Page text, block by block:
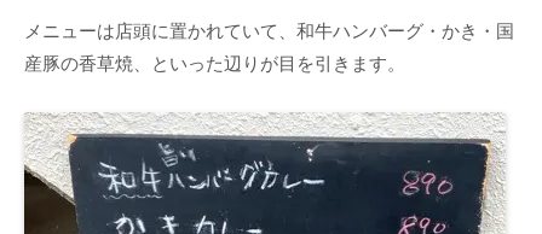
メニューは店頭に置かれていて、和牛ハンバーグ・かき・国
産豚の香草焼、といった辺りが目を引きます。